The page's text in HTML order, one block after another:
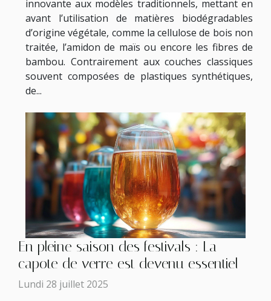
innovante aux modèles traditionnels, mettant en
avant l’utilisation de matières biodégradables
d’origine végétale, comme la cellulose de bois non
traitée, l’amidon de maïs ou encore les fibres de
bambou. Contrairement aux couches classiques
souvent composées de plastiques synthétiques,
de...
En pleine saison des festivals : La
capote de verre est devenu essentiel
Lundi 28 juillet 2025